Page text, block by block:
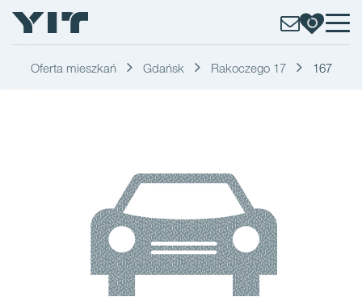
Oferta mieszkań Gdańsk Rakoczego 17 167